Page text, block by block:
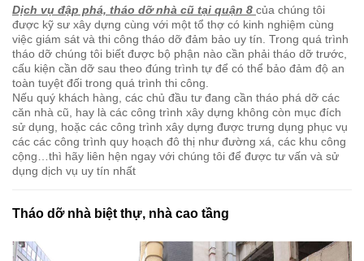
Dịch vụ đập phá, tháo dỡ nhà cũ tại quận 8 của chúng tôi
được kỹ sư xây dựng cùng với một tổ thợ có kinh nghiệm cùng
việc giám sát và thi công tháo dỡ đảm bảo uy tín. Trong quá trình
tháo dỡ chúng tôi biết được bộ phận nào cần phải tháo dỡ trước,
cấu kiện cần dỡ sau theo đúng trình tự để có thể bảo đảm độ an
toàn tuyệt đối trong quá trình thi công.
Nếu quý khách hàng, các chủ đầu tư đang cần tháo phá dỡ các
căn nhà cũ, hay là các công trình xây dựng không còn mục đích
sử dụng, hoặc các công trình xây dựng được trưng dụng phục vụ
các các công trình quy hoạch đô thị như đường xá, các khu công
cộng…thì hãy liên hện ngay với chúng tôi để được tư vấn và sử
dụng dịch vụ uy tín nhất
Tháo dỡ nhà biệt thự, nhà cao tầng